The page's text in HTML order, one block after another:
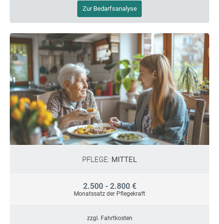
Zur Bedarfsanalyse
PFLEGE: MITTEL
2.500 - 2.800 €
Monatssatz der Pflegekraft
zzgl. Fahrtkosten